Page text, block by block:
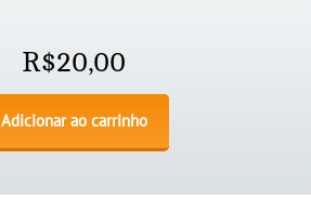
R$20,00
Adicionar ao carrinho